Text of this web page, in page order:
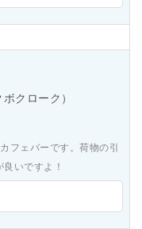
クローク）
フェバーです。荷物の引
いですよ！